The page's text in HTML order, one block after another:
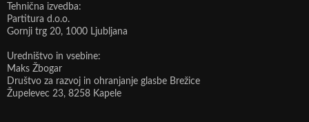
Tehnična izvedba:
Partitura d.o.o.
Gornji trg 20, 1000 Ljubljana
Uredništvo in vsebine:
Maks Žbogar
Društvo za razvoj in ohranjanje glasbe Brežice
Župelevec 23, 8258 Kapele